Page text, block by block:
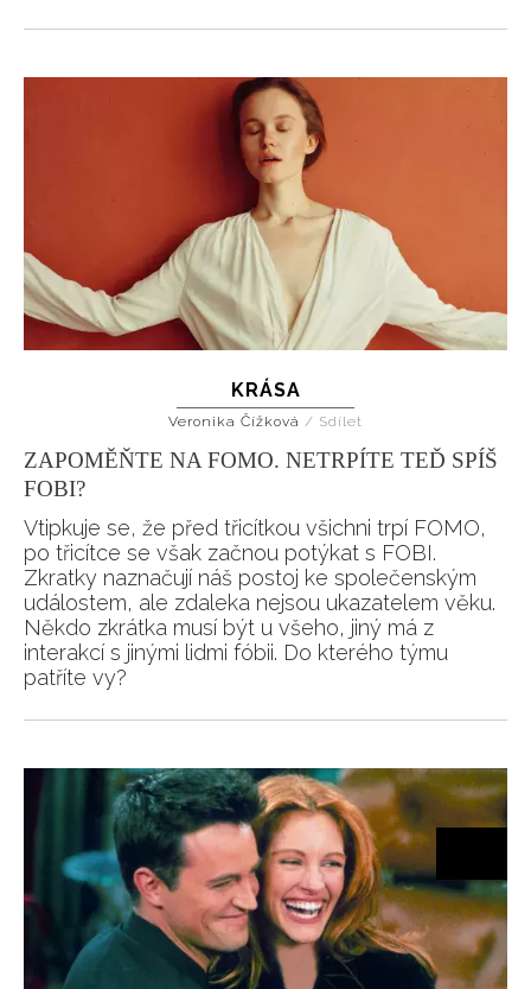
KRÁSA
Veronika Čížková / Sdílet
ZAPOMĚŇTE NA FOMO. NETRPÍTE TEĎ SPÍŠ
FOBI?
Vtipkuje se, že před třicítkou všichni trpí FOMO,
po třicítce se však začnou potýkat s FOBI.
Zkratky naznačují náš postoj ke společenským
událostem, ale zdaleka nejsou ukazatelem věku.
Někdo zkrátka musí být u všeho, jiný má z
interakcí s jinými lidmi fóbii. Do kterého týmu
patříte vy?